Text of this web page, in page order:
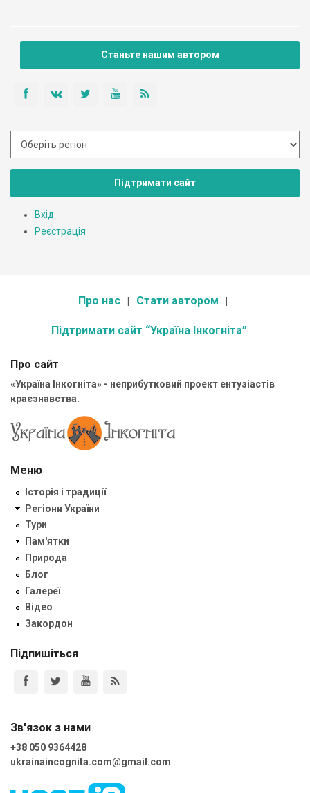
Станьте нашим автором
Підтримати сайт
Вхід
Реєстрація
Про нас Стати автором
Підтримати сайт “Україна Інкогніта”
Про сайт
«Україна Інкогніта» - неприбутковий проект ентузіастів
краєзнавства.
Меню
Історія і традиції
Регіони України
Тури
Пам'ятки
Природа
Блог
Галереї
Відео
Закордон
Підпишіться
Зв'язок з нами
+38 050 9364428
ukrainaincognita.com@gmail.com